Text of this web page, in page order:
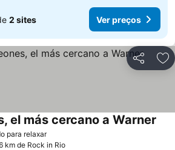
2 sites Ver preços
Partilhar
para relaxar
el más cercano a Warner
km de Rock in Rio